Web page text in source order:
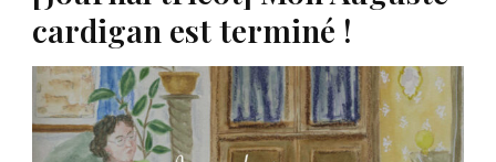
cardigan est terminé !